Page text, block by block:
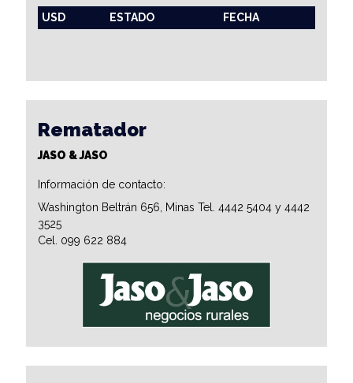
USD ESTADO FECHA
Rematador
JASO & JASO
Información de contacto:
Washington Beltrán 656, Minas Tel. 4442 5404 y 4442
3525
Cel. 099 622 884